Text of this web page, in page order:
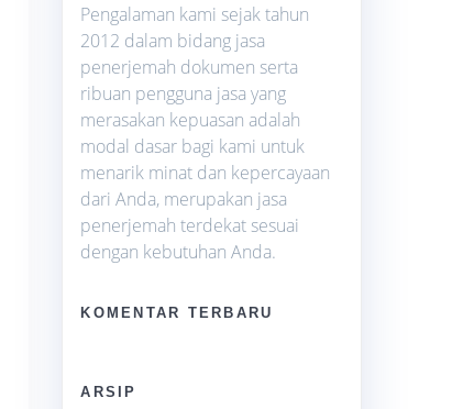
Pengalaman kami sejak tahun
2012 dalam bidang jasa
penerjemah dokumen serta
ribuan pengguna jasa yang
merasakan kepuasan adalah
modal dasar bagi kami untuk
menarik minat dan kepercayaan
dari Anda, merupakan jasa
penerjemah terdekat sesuai
dengan kebutuhan Anda.
KOMENTAR TERBARU
ARSIP